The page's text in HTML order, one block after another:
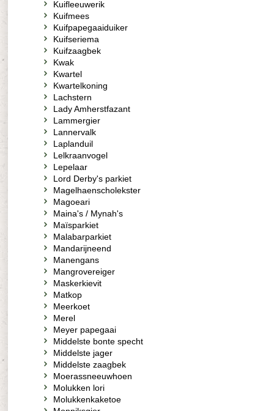
Kuifleeuwerik
Kuifmees
Kuifpapegaaiduiker
Kuifseriema
Kuifzaagbek
Kwak
Kwartel
Kwartelkoning
Lachstern
Lady Amherstfazant
Lammergier
Lannervalk
Laplanduil
Lelkraanvogel
Lepelaar
Lord Derby's parkiet
Magelhaenscholekster
Magoeari
Maina's / Mynah's
Maïsparkiet
Malabarparkiet
Mandarijneend
Manengans
Mangrovereiger
Maskerkievit
Matkop
Meerkoet
Merel
Meyer papegaai
Middelste bonte specht
Middelste jager
Middelste zaagbek
Moerassneeuwhoen
Molukken lori
Molukkenkaketoe